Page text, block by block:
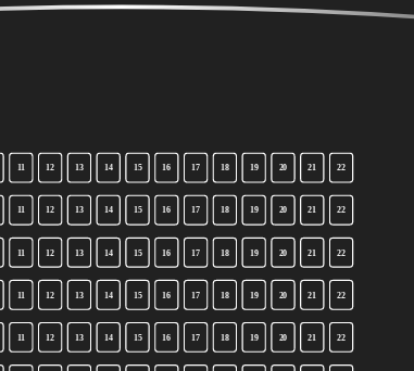
11 12 13 14 15 16 17 18 19 20 21 22
11 12 13 14 15 16 17 18 19 20 21 22
11 12 13 14 15 16 17 18 19 20 21 22
11 12 13 14 15 16 17 18 19 20 21 22
11 12 13 14 15 16 17 18 19 20 21 22